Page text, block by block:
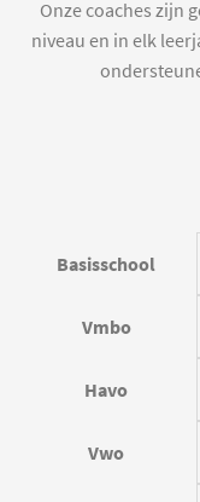
Onze coaches zijn
niveau en in elk
Basisschool
Vmbo
Havo
Vwo